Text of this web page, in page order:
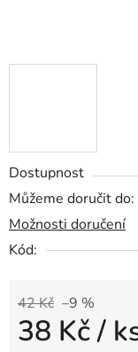
Dostupnost
Můžeme doručit do:
Možnosti doručení
Kód:
42 Kč –9 %
38 Kč/